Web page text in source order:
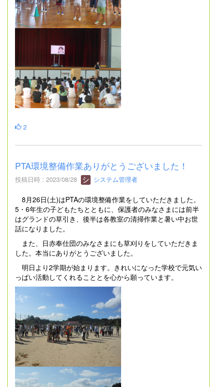
2
PTA環境整備作業ありがとうございました！
投稿日時 : 2023/08/28 システム管理者
8月26日(土)はPTAの環境整備作業をしていただきました。
5・6年生の子どもたちとともに、保護者のみなさまには前半
はグランドの草引き、後半は各教室の清掃作業と暑い中お世
話になりました。
また、日赤奉仕団のみなさまにも草刈りをしていただきま
した。本当にありがとうございました。
明日より2学期が始まります。きれいになった学校で元気い
っぱい活動してくれることとを心から願っています。